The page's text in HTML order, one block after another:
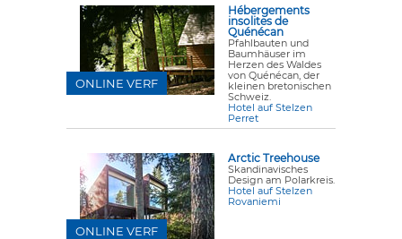
Hébergements
insolites de
Quénécan
Pfahlbauten und
Baumhäuser im
Herzen des Waldes
von Quénécan, der
kleinen bretonischen
Schweiz.
Hotel auf Stelzen
Perret
ONLINE VERF
Arctic Treehouse
Skandinavisches
Design am Polarkreis.
Hotel auf Stelzen
Rovaniemi
ONLINE VERF